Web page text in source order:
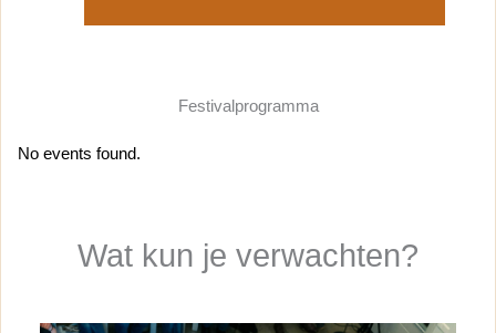
Festivalprogramma
No events found.
Wat kun je verwachten?